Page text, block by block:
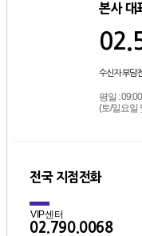
본사 대
수신자 부담
평일 :
(토/일요일
전국 지점전화
VIP센터
02.790.0068